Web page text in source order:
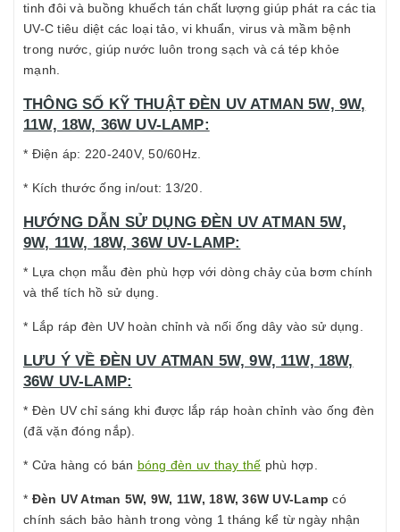
tinh đôi và buồng khuếch tán chất lượng giúp phát ra các tia
UV-C tiêu diệt các loại tảo, vi khuẩn, virus và mầm bệnh
trong nước, giúp nước luôn trong sạch và cá tép khỏe
mạnh.
THÔNG SỐ KỸ THUẬT ĐÈN UV ATMAN 5W, 9W,
11W, 18W, 36W UV-LAMP:
* Điện áp: 220-240V, 50/60Hz.
* Kích thước ống in/out: 13/20.
HƯỚNG DẪN SỬ DỤNG ĐÈN UV ATMAN 5W,
9W, 11W, 18W, 36W UV-LAMP:
* Lựa chọn mẫu đèn phù hợp với dòng chảy của bơm chính
và thể tích hồ sử dụng.
* Lắp ráp đèn UV hoàn chỉnh và nối ống dây vào sử dụng.
LƯU Ý VỀ ĐÈN UV ATMAN 5W, 9W, 11W, 18W,
36W UV-LAMP:
* Đèn UV chỉ sáng khi được lắp ráp hoàn chỉnh vào ống đèn
(đã vặn đóng nắp).
* Cửa hàng có bán bóng đèn uv thay thế phù hợp.
* Đèn UV Atman 5W, 9W, 11W, 18W, 36W UV-Lamp có
chính sách bảo hành trong vòng 1 tháng kể từ ngày nhận